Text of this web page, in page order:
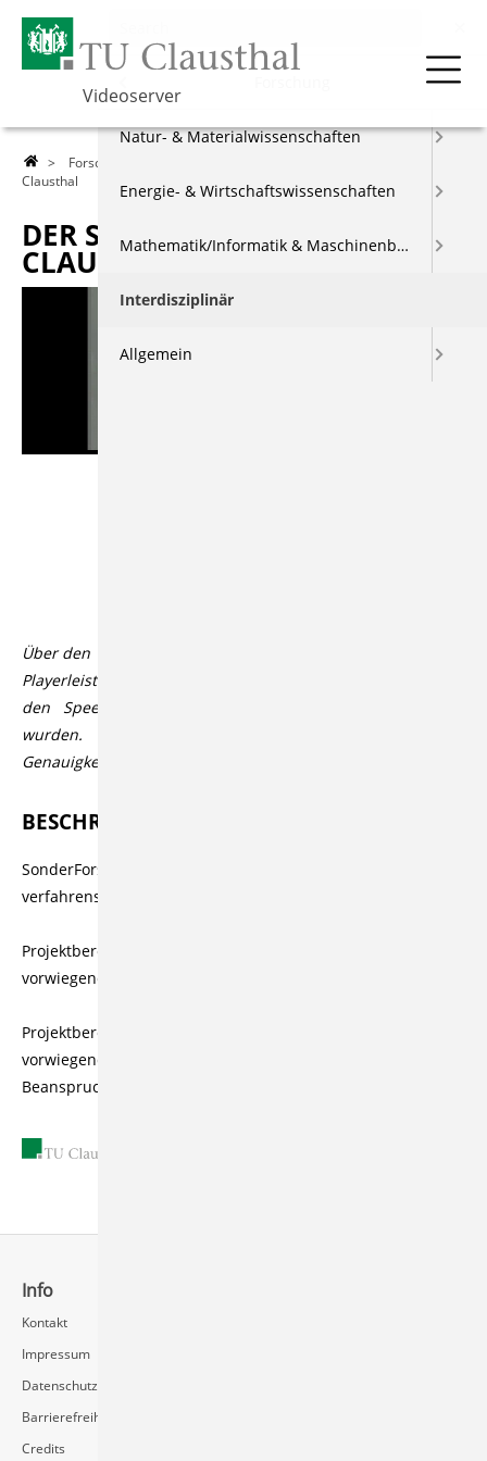
Videoserver
> Forschung
Clausthal
DER SFB 180 AN DER TU
CLAUSTHAL
Über den Videoplayer lassen sich über den CC Button in der
Playerleiste Untertitel aktivieren, die automatisiert durch
den Speech-to-Text Dienst Open AI Whisper generiert
wurden. Der Dienst bietet üblicherweise eine hohe
Genauigkeit bzw. Korrektheit, die aber variieren kann.
BESCHREIBUNG
SonderForschungsBereich zur Konstruktion
verfahrenstechnischer Maschinen
Projektbereich A: Verfahrenstechnische Maschinen unter
vorwiegend mechanischen Beanspruchungen
Projektbereich B: Verfahrenstechnische Maschinen unter
vorwiegend thermischen und chemischen
Beanspruchungen
Info
Kontakt
Impressum
Datenschutz
Barrierefreiheit
Credits
Über die TU
Lehre
Forschung
Events & Vorträge
Berichte & Dokus
Natur- & Materialwissenschaften
Energie- & Wirtschaftswissenschaften
Mathematik/Informatik & Maschinenbau
Interdisziplinär
Allgemein